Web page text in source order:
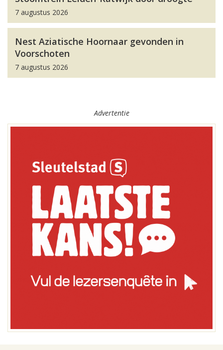
7 augustus 2026
Nest Aziatische Hoornaar gevonden in
Voorschoten
7 augustus 2026
Advertentie